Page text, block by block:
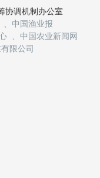
协调机制办公室
中国渔业报
、中国农业新闻网
限公司